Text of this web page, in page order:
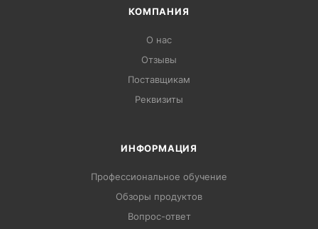
КОМПАНИЯ
О нас
Отзывы
Поставщикам
Реквизиты
ИНФОРМАЦИЯ
Профессиональное обучение
Обзоры продуктов
Вопрос-ответ